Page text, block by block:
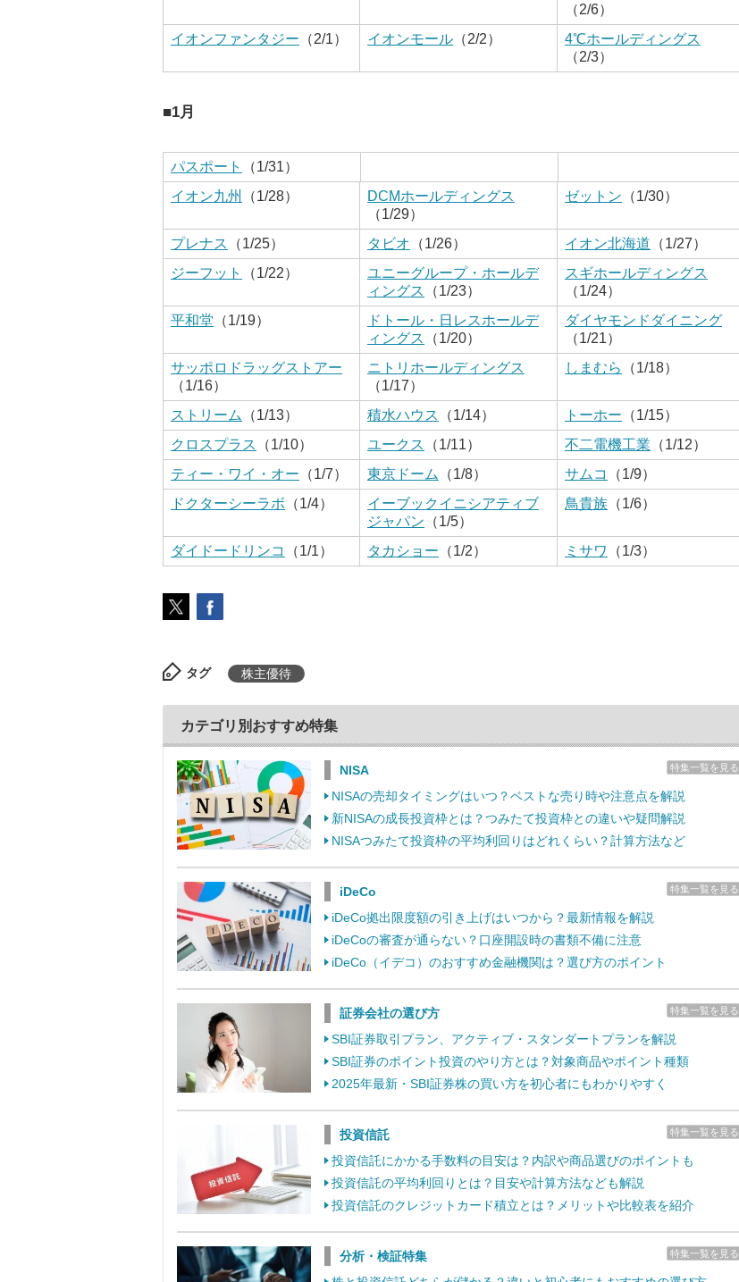
（2/6）
イオンファンタジー （2/1） イオンモール （2/2）
4℃ホールディングス
（2/3）
■1月
パスポート
（1/31）
イオン九州
（1/28）
DCMホールディングス
（1/29）
ゼットン （1/30）
プレナス （1/25） タビオ （1/26） イオン北海道 （1/27）
ジーフット
（1/22）
ユニーグループ・ホールデ
ィングス
（1/23）
スギホールディングス
（1/24）
平和堂 （1/19）
ドトール・日レスホールデ
ィングス
（1/20）
ダイヤモンドダイニング
（1/21）
サッポロドラッグストアー
（1/16）
ニトリホールディングス
（1/17）
しまむら （1/18）
ストリーム （1/13） 積水ハウス （1/14） トーホー （1/15）
クロスプラス
（1/10） ユークス （1/11） 不二電機工業 （1/12）
ティー・ワイ・オー （1/7） 東京ドーム （1/8） サムコ
（1/9）
ドクターシーラボ （1/4）
イーブックイニシアティブ
ジャパン （1/5）
鳥貴族 （1/6）
ダイドードリンコ （1/1） タカショー （1/2） ミサワ （1/3）
タグ 株主優待
カテゴリ別おすすめ特集
特集一覧を見る
NISA
NISAの売却タイミングはいつ？ベストな売り時や注意点を解説
新NISAの成長投資枠とは？つみたて投資枠との違いや疑問解説
NISAつみたて投資枠の平均利回りはどれくらい？計算方法など
特集一覧を見る
iDeCo
iDeCo拠出限度額の引き上げはいつから？最新情報を解説
iDeCoの審査が通らない？口座開設時の書類不備に注意
iDeCo（イデコ）のおすすめ金融機関は？選び方のポイント
特集一覧を見る
証券会社の選び方
SBI証券取引プラン、アクティブ・スタンダートプランを解説
SBI証券のポイント投資のやり方とは？対象商品やポイント種類
2025年最新・SBI証券株の買い方を初心者にもわかりやすく
特集一覧を見る
投資信託
投資信託にかかる手数料の目安は？内訳や商品選びのポイントも
投資信託の平均利回りとは？目安や計算方法なども解説
投資信託のクレジットカード積立とは？メリットや比較表を紹介
特集一覧を見る
分析・検証特集